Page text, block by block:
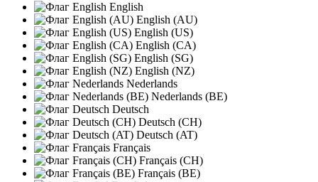
English
English (AU)
English (US)
English (CA)
English (SG)
English (NZ)
Nederlands
Nederlands (BE)
Deutsch
Deutsch (CH)
Deutsch (AT)
Français
Français (CH)
Français (BE)